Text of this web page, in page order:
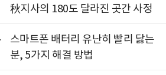
秋지사의 180도 달라진 곳간 사정
스마트폰 배터리 유난히 빨리 닳는
분, 5가지 해결 방법